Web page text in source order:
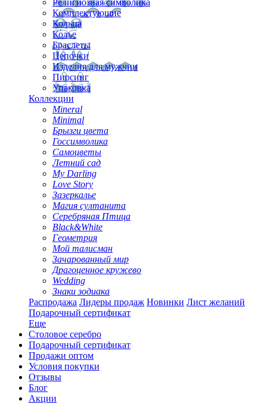
Религиозная символика
Комплектующие
Кольца
Колье
Браслеты
Цепочки
Изделия для мужчин
Пирсинг
Упаковка
Коллекции
Mineral
Minimal
Брызги цвета
Госсимволика
Самоцветы
Летний сад
My Darling
Love Story
Зазеркалье
Магия султанита
Серебряная Птица
Black&White
Геометрия
Мой талисман
Зачарованный мир
Драгоценное кружево
Wedding
Знаки зодиака
Распродажа Лидеры продаж Новинки Лист желаний
Подарочный сертификат
Еще
Столовое серебро
Подарочный сертификат
Продажи оптом
Условия покупки
Отзывы
Блог
Акции